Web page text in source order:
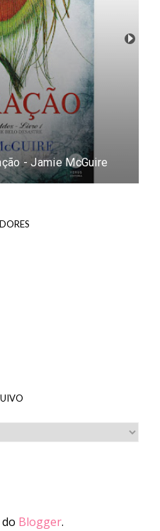
( O Orfanato da Srta.
Peculiares #4) -
Riggs
Blogger.